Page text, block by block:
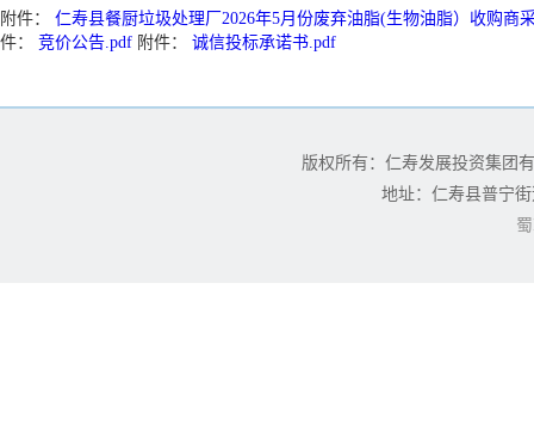
附件： 仁寿县餐厨垃圾处理厂2026年5月份废弃油脂(生物油脂）收购商
件： 竞价公告.pdf 附件： 诚信投标承诺书.pdf
版权所有：仁寿发展投资集团
地址：仁寿县普宁